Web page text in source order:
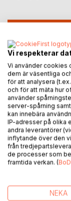
Lägg till i kom-
Recensera titel
BESKRIVNING
år och består av
engelska miljön
Vi respekterar
Vi använder cookies
dem är väsentliga
för att analysera
och för att mäta hur
använder
server-spårning
kan innebära
IP-adresser på olika
andra leverantörer
inflytande över den
från
de processer som
framtida verkan. (
NEKA